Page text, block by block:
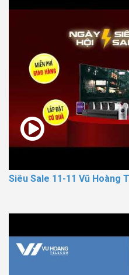
Siêu Sale 11-11 Vũ Hoàng